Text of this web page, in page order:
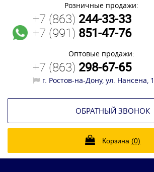
Розничные продажи:
+7 (863) 244-33-33
+7 (991) 851-47-76
Оптовые продажи:
+7 (863) 298-67-65
г. Ростов-на-Дону, ул. Нансена,
ОБРАТНЫЙ ЗВОНОК
Корзина (0)